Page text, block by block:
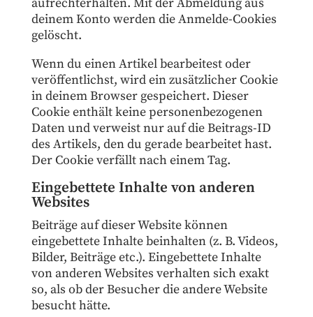
deinem Konto werden die Anmelde-Cookies
gelöscht.
Wenn du einen Artikel bearbeitest oder
veröffentlichst, wird ein zusätzlicher Cookie
in deinem Browser gespeichert. Dieser
Cookie enthält keine personenbezogenen
Daten und verweist nur auf die Beitrags-ID
des Artikels, den du gerade bearbeitet hast.
Der Cookie verfällt nach einem Tag.
Eingebettete Inhalte von anderen
Websites
Beiträge auf dieser Website können
eingebettete Inhalte beinhalten (z. B. Videos,
Bilder, Beiträge etc.). Eingebettete Inhalte
von anderen Websites verhalten sich exakt
so, als ob der Besucher die andere Website
besucht hätte.